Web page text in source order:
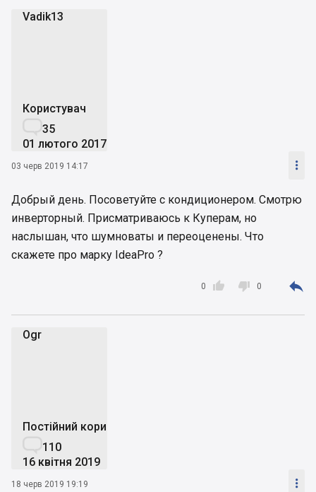
Vadik13
Користувач
35
01 лютого 2017
03 черв 2019 14:17 
Добрый день. Посоветуйте с кондиционером. Смотрю
инверторный. Присматриваюсь к Куперам, но
наслышан, что шумноваты и переоценены. Что
скажете про марку IdeaPro ?

0  0 
Ogr
Постійний користувач
110
16 квітня 2019
18 черв 2019 19:19 